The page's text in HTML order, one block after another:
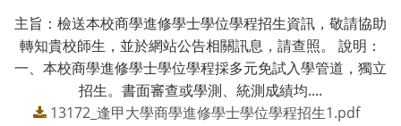
主旨：檢送本校商學進修學士學位學程招生資訊，敬請協助
轉知貴校師生，並於網站公告相關訊息，請查照。 說明：
一、本校商學進修學士學位學程採多元免試入學管道，獨立
招生。書面審查或學測、統測成績均....
13172_逢甲大學商學進修學士學位學程招生1.pdf